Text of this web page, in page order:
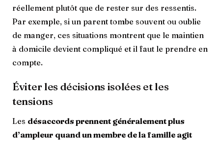
réellement plutôt que de rester sur des ressentis.
Par exemple, si un parent tombe souvent ou oublie
de manger, ces situations montrent que le maintien
à domicile devient compliqué et il faut le prendre en
compte.
Éviter les décisions isolées et les
tensions
Les désaccords prennent généralement plus
d’ampleur quand un membre de la famille agit